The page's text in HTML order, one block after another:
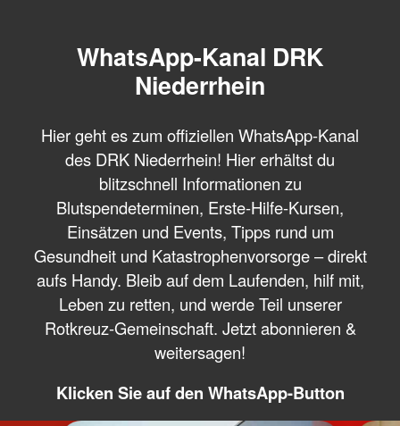
WhatsApp-Kanal DRK
Niederrhein
Hier geht es zum offiziellen WhatsApp-Kanal
des DRK Niederrhein! Hier erhältst du
blitzschnell Informationen zu
Blutspendeterminen, Erste-Hilfe-Kursen,
Einsätzen und Events, Tipps rund um
Gesundheit und Katastrophenvorsorge – direkt
aufs Handy. Bleib auf dem Laufenden, hilf mit,
Leben zu retten, und werde Teil unserer
Rotkreuz-Gemeinschaft. Jetzt abonnieren &
weitersagen!
Klicken Sie auf den WhatsApp-Button